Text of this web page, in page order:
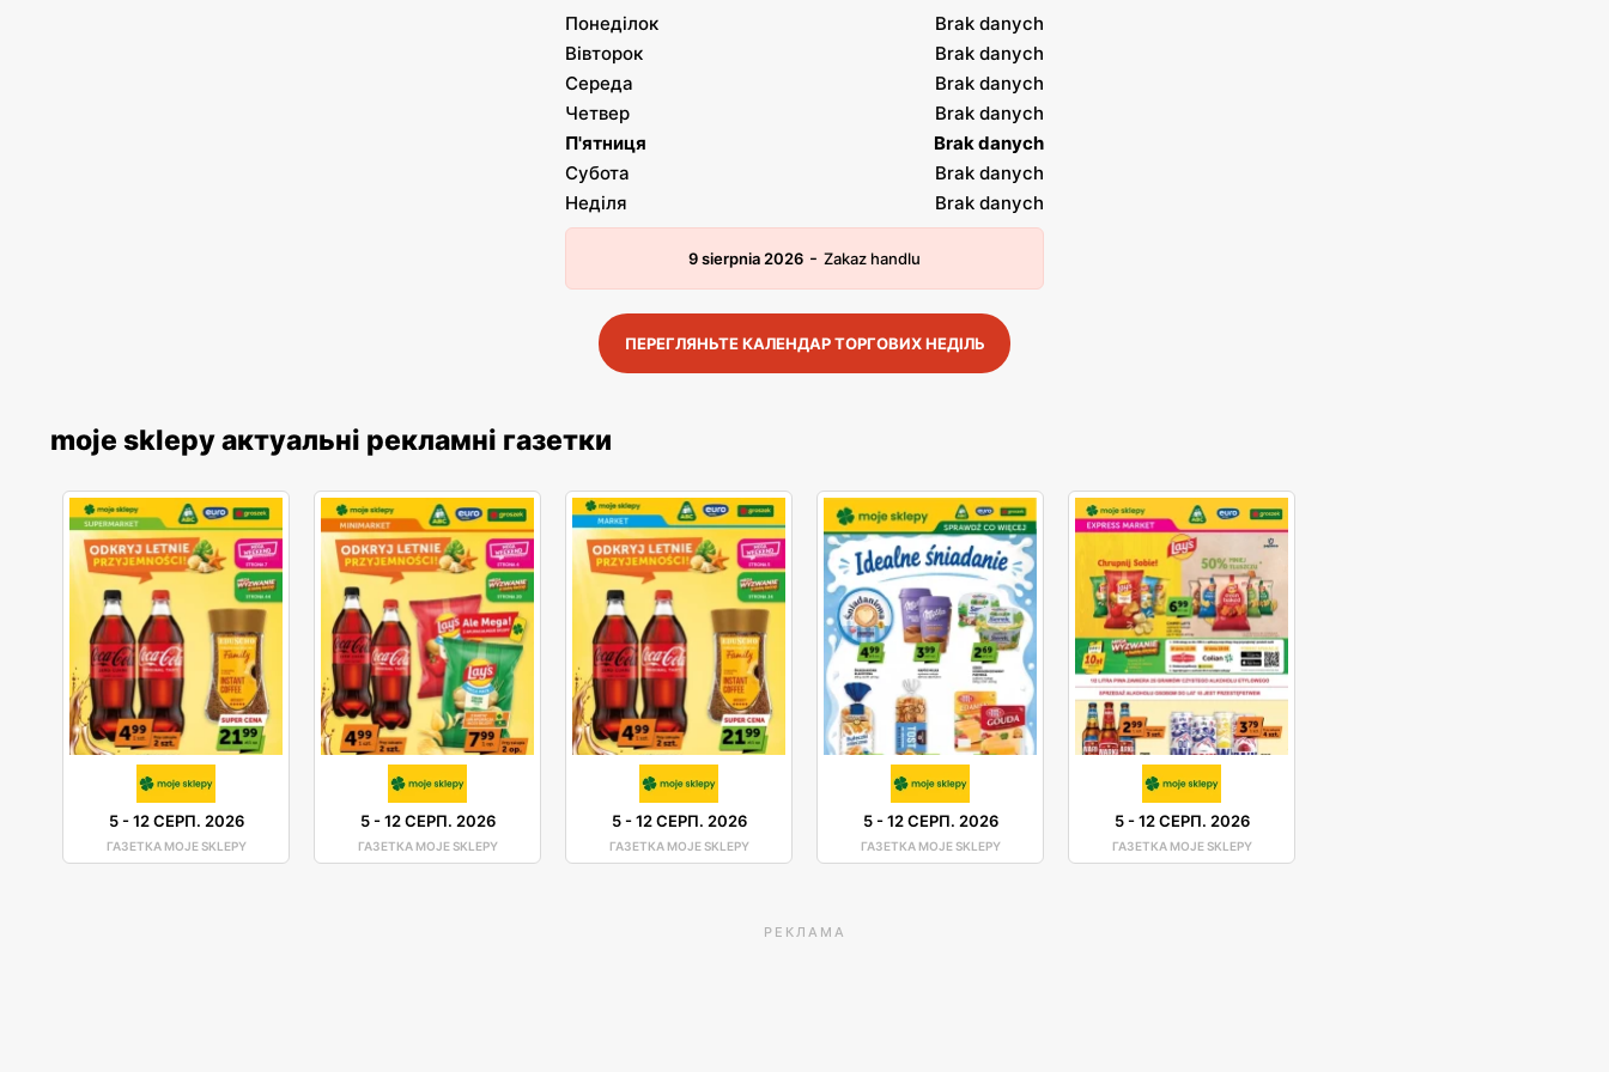
Понеділок
Brak danych
Вівторок
Brak danych
Середа
Brak danych
Четвер
Brak danych
П'ятниця
Brak danych
Субота
Brak danych
Неділя
Brak danych
9 sierpnia 2026 - Zakaz handlu
ПЕРЕГЛЯНЬТЕ КАЛЕНДАР ТОРГОВИХ НЕДІЛЬ
moje sklepy актуальні рекламні газетки
5-12 СЕРП. 2026
ГАЗЕТКА MOJE SKLEPY
5-12 СЕРП. 2026
ГАЗЕТКА MOJE SKLEPY
5-12 СЕРП. 2026
ГАЗЕТКА MOJE SKLEPY
5-12 СЕРП. 2026
ГАЗЕТКА MOJE SKLEPY
5-12 СЕРП. 2026
ГАЗЕТКА MOJE SKLEPY
РЕКЛАМА